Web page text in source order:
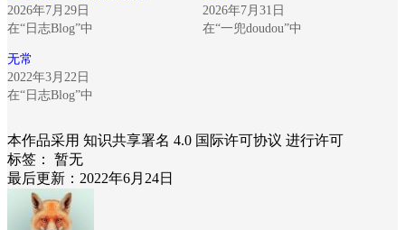
2026年7月29日
在“日志Blog”中
2026年7月31日
在“一兜doudou”中
无常
2022年3月22日
在“日志Blog”中
本作品采用 知识共享署名 4.0 国际许可协议 进行许可
标签：
暂无
最后更新：2022年6月24日